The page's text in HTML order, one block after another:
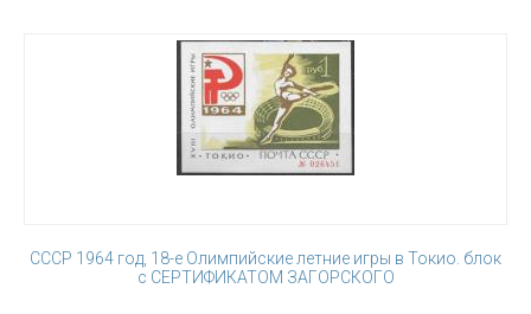
СССР 1964 год, 18-е Олимпийские летние игры в Токио. блок
с СЕРТИФИКАТОМ ЗАГОРСКОГО